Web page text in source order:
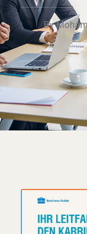
By